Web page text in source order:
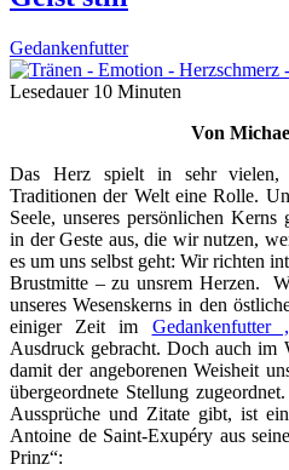
Gedankenfutter
Lesedauer 10 Minuten
Von
Das Herz spielt in sehr vielen,
Traditionen der Welt eine Rolle.
Seele, unseres persönlichen
in der Geste aus, die wir nutzen,
es um uns selbst geht: Wir richten
Brustmitte – zu unsrem Herzen.
unseres Wesenskerns in den
einiger Zeit im Gedankenfutter
Ausdruck gebracht. Doch auch im
damit der angeborenen Weisheit
übergeordnete Stellung
Aussprüche und Zitate gibt, ist
Antoine de Saint-Exupéry aus
Prinz“: